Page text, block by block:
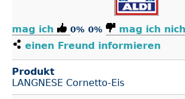
mag ich 0% 0% mag ich
einen Freund informieren
Produkt
LANGNESE Cornetto-Eis